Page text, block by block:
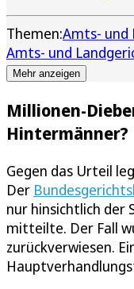
Themen:Amts- und
Amts- und
Mehr anzeigen
Millionen-
Hintermänner?
Gegen das Urteil
Der
nur hinsichtlich der
mitteilte. Der Fall
zurückverwiesen.